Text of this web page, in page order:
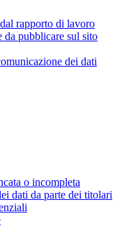
rapporto di lavoro
da pubblicare sul sito
dei dati
o incompleta
dati da parte dei titolari